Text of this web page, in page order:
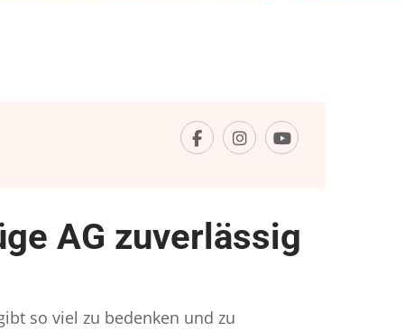
AG zuverlässig
so viel zu bedenken und zu